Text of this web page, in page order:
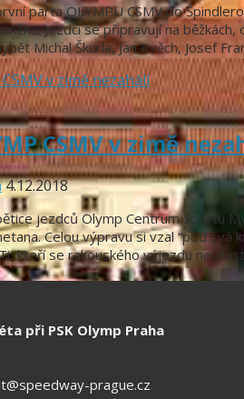
parta OLYMPU CSMV do
Jezdci se připravují na
Michal Škurla, Jan Kvěch, Josef
CSMV v zimě
4.12.2018
jezdců Olymp Centrum Sportu
Celou výpravu si vzal “pod
kteří se rakouského výjezdu
při PSK Olymp Praha
prague.cz